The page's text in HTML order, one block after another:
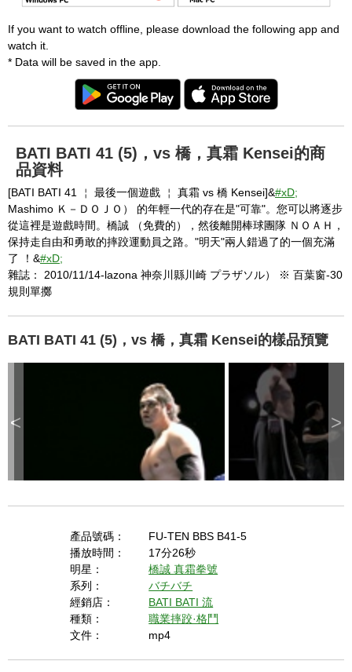
If you want to watch offline, please download the following app and
watch it.
* Data will be saved in the app.
BATI BATI 41 (5)，vs 橋，真霜 Kensei的商
品資料
[BATI BATI 41 ￤ 最後一個遊戲 ￤ 真霜 vs 橋 Kensei]&#xD;
Mashimo Ｋ－ＤＯＪＯ） 的年輕一代的存在是"可靠"。您可以將逐步
從這裡是遊戲時間。橋誠 （免費的），然後離開棒球團隊 ＮＯＡＨ，
保持走自由和勇敢的摔跤運動員之路。"明天"兩人錯過了的一個充滿
了 ！&#xD;
雜誌： 2010/11/14-lazona 神奈川縣川崎 プラザソル） ※ 百葉窗-30
規則單擲
BATI BATI 41 (5)，vs 橋，真霜 Kensei的樣品預覽
< >
產品號碼：
FU-TEN BBS B41-5
播放時間：
17分26秒
明星：
橋誠真霜拳號
系列：
バチバチ
經銷店：
BATI BATI 流
種類：
職業摔跤·格鬥
文件：
mp4